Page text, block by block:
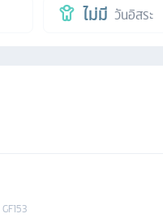
ไม่มี วันอิสระ
GF153